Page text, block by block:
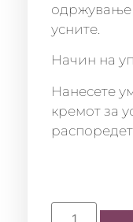
одржување
усните.
Начин на
Нанесете
кремот за